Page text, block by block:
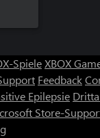
SpieleXBOX
Feedback
Epilepsie
Store-